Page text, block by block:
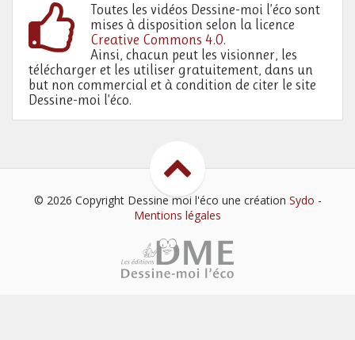
Toutes les vidéos Dessine-moi l’éco sont
mises à disposition selon la licence
Creative Commons 4.0.
Ainsi, chacun peut les visionner, les
télécharger et les utiliser gratuitement, dans un
but non commercial et à condition de citer le site
Dessine-moi l’éco.
© 2026 Copyright Dessine moi l'éco une création Sydo -
Mentions légales